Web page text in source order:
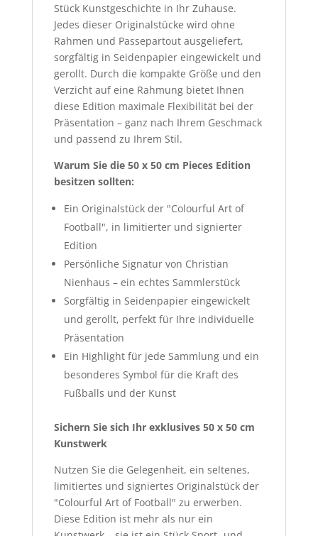
Stück Kunstgeschichte in Ihr Zuhause.
Jedes dieser Originalstücke wird ohne
Rahmen und Passepartout ausgeliefert,
sorgfältig in Seidenpapier eingewickelt und
gerollt. Durch die kompakte Größe und den
Verzicht auf eine Rahmung bietet Ihnen
diese Edition maximale Flexibilität bei der
Präsentation – ganz nach Ihrem Geschmack
und passend zu Ihrem Stil.
Warum Sie die 50 x 50 cm Pieces Edition
besitzen sollten:
Ein Originalstück der "Colourful Art of
Football", in limitierter und signierter
Edition
Persönliche Signatur von Christian
Nienhaus – ein echtes Sammlerstück
Sorgfältig in Seidenpapier eingewickelt
und gerollt, perfekt für Ihre individuelle
Präsentation
Ein Highlight für jede Sammlung und ein
besonderes Symbol für die Kraft des
Fußballs und der Kunst
Sichern Sie sich Ihr exklusives 50 x 50 cm
Kunstwerk
Nutzen Sie die Gelegenheit, ein seltenes,
limitiertes und signiertes Originalstück der
"Colourful Art of Football" zu erwerben.
Diese Edition ist mehr als nur ein